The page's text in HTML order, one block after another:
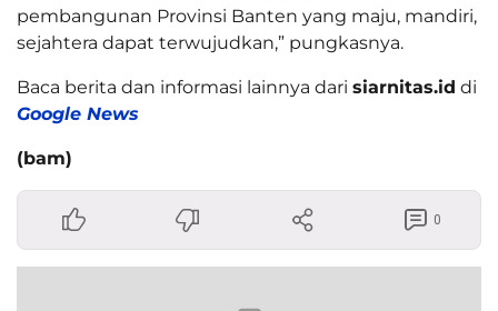
pembangunan Provinsi Banten yang maju, mandiri,
sejahtera dapat terwujudkan,” pungkasnya.
Baca berita dan informasi lainnya dari siarnitas.id di
Google News
(bam)
0